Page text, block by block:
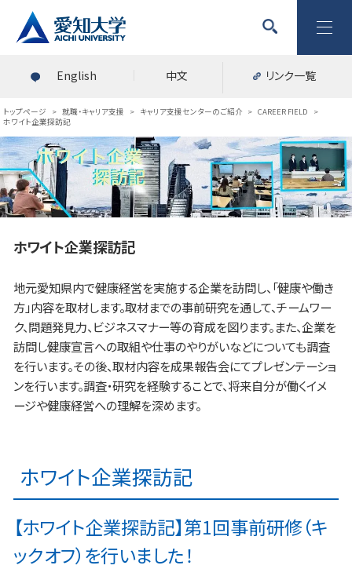
English 中文 リンク一覧
トップページ > 就職・キャリア支援 > キャリア支援センターのご紹介 > CAREER FIELD
>
ホワイト企業探訪記
ホワイト企業探訪記
地元愛知県内で健康経営を実施する企業を訪問し、「健康や働き
方」内容を取材します。取材までの事前研究を通して、チームワー
ク、問題発見力、ビジネスマナー等の育成を図ります。また、企業を
訪問し健康宣言への取組や仕事のやりがいなどについても調査
を行います。その後、取材内容を成果報告会にてプレゼンテーショ
ンを行います。調査・研究を経験することで、将来自分が働くイメ
ージや健康経営への理解を深めます。
ホワイト企業探訪記
【ホワイト企業探訪記】第1回事前研修（キ
ックオフ）を行いました！